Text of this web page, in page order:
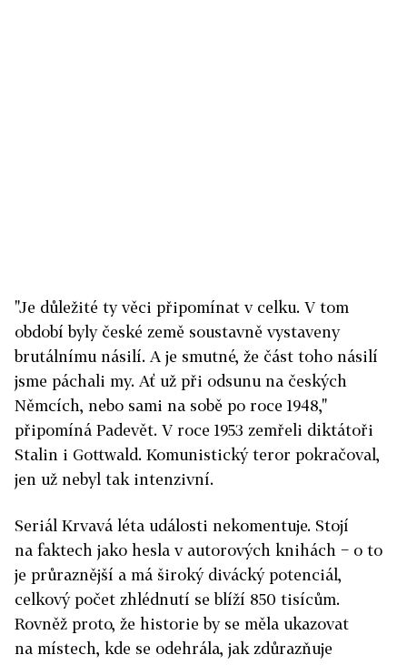
"Je důležité ty věci připomínat v celku. V tom
období byly české země soustavně vystaveny
brutálnímu násilí. A je smutné, že část toho násilí
jsme páchali my. Ať už při odsunu na českých
Němcích, nebo sami na sobě po roce 1948,"
připomíná Padevět. V roce 1953 zemřeli diktátoři
Stalin i Gottwald. Komunistický teror pokračoval,
jen už nebyl tak intenzivní.
Seriál Krvavá léta události nekomentuje. Stojí
na faktech jako hesla v autorových knihách − o to
je průraznější a má široký divácký potenciál,
celkový počet zhlédnutí se blíží 850 tisícům.
Rovněž proto, že historie by se měla ukazovat
na místech, kde se odehrála, jak zdůrazňuje